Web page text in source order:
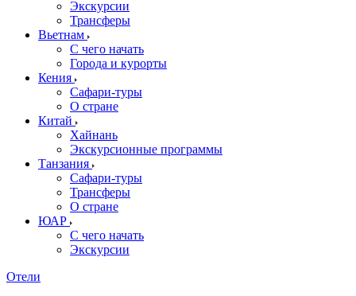
Экскурсии
Трансферы
Вьетнам
С чего начать
Города и курорты
Кения
Сафари-туры
О стране
Китай
Хайнань
Экскурсионные программы
Танзания
Сафари-туры
Трансферы
О стране
ЮАР
С чего начать
Экскурсии
Отели